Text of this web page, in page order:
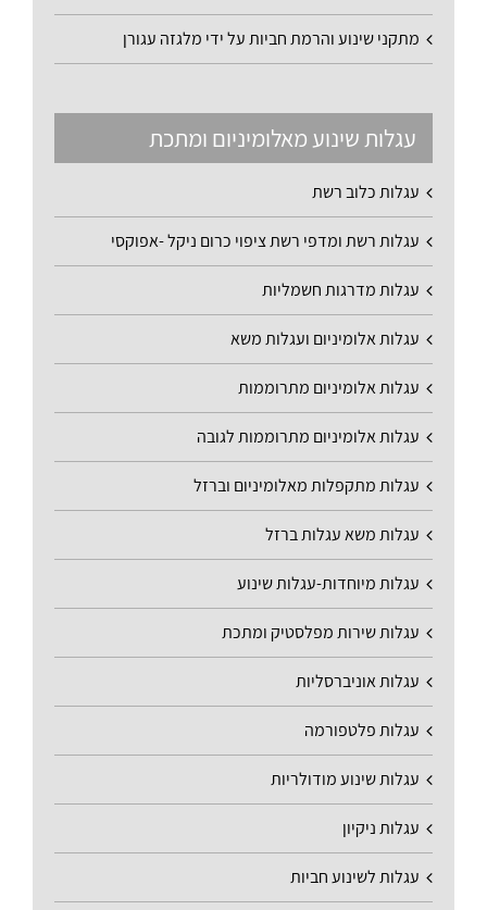
מתקני שינוע והרמת חביות על ידי מלגזה עגורן
עגלות שינוע מאלומיניום ומתכת
עגלות כלוב רשת
עגלות רשת ומדפי רשת ציפוי כרום ניקל -אפוקסי
עגלות מדרגות חשמליות
עגלות אלומיניום ועגלות משא
עגלות אלומיניום מתרוממות
עגלות אלומיניום מתרוממות לגובה
עגלות מתקפלות מאלומיניום וברזל
עגלות משא עגלות ברזל
עגלות מיוחדות-עגלות שינוע
עגלות שירות מפלסטיק ומתכת
עגלות אוניברסליות
עגלות פלטפורמה
עגלות שינוע מודולריות
עגלות ניקיון
עגלות לשינוע חביות